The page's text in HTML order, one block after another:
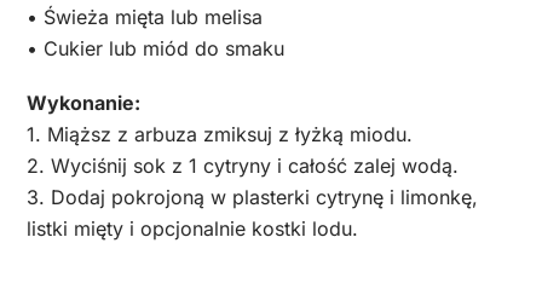
• Świeża mięta lub melisa
• Cukier lub miód do smaku
Wykonanie:
1. Miąższ z arbuza zmiksuj z łyżką miodu.
2. Wyciśnij sok z 1 cytryny i całość zalej wodą.
3. Dodaj pokrojoną w plasterki cytrynę i limonkę,
listki mięty i opcjonalnie kostki lodu.